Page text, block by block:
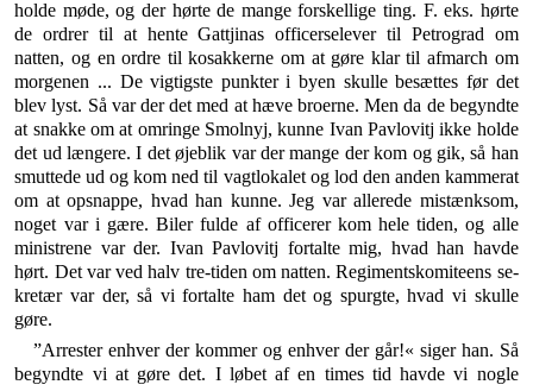
holde møde, og der hørte de mange forskellige ting. F. eks. hørte
de ordrer til at hente Gattjinas officerselever til Petrograd om
natten, og en ordre til kosakkerne om at gøre klar til afmarch om
morgenen ... De vigtigste punkter i byen skulle besættes før det
blev lyst. Så var der det med at hæve broerne. Men da de begyndte
at snakke om at om­ringe Smolnyj, kunne Ivan Pavlovitj ikke holde
det ud længere. I det øjeblik var der mange der kom og gik, så han
smuttede ud og kom ned til vagtlokalet og lod den anden kammerat
om at opsnappe, hvad han kunne. Jeg var allerede mistænksom,
noget var i gære. Biler fulde af officerer kom hele tiden, og alle
ministrene var der. Ivan Pavlovitj fortalte mig, hvad han havde
hørt. Det var ved halv tre-tiden om natten. Regimentskomiteens se­
kretær var der, så vi fortalte ham det og spurgte, hvad vi skulle
gøre.
”Arrester enhver der kommer og enhver der går!« si­ger han. Så
begyndte vi at gøre det. I løbet af en times tid havde vi nogle